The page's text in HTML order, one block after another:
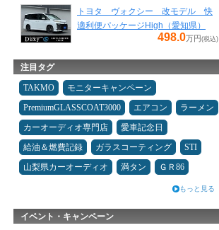
トヨタ ヴォクシー 改モデル 快
適利便パッケージHigh（愛知県）
498.0万円(税込)
注目タグ
TAKMO
モニターキャンペーン
PremiumGLASSCOAT3000
エアコン
ラーメン
カーオーディオ専門店
愛車記念日
給油＆燃費記録
ガラスコーティング
STI
山梨県カーオーディオ
満タン ＧＲ86
もっと見る
イベント・キャンペーン